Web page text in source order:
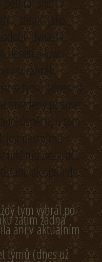
stejně jako
dynastii.
deseti allow
si zahráli
týmů (dnes už
zavedeny platové
úspěch, u tom
jou nesmírně
nikomu nezaručí,
alespoň do
tým vyhrál po
zatím žádná
ani v aktuálním
týmů (dnes už